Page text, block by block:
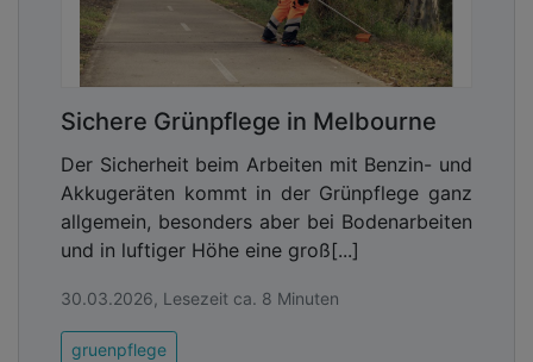
Sichere Grünpflege in Melbourne
Der Sicherheit beim Arbeiten mit Benzin- und
Akkugeräten kommt in der Grünpflege ganz
allgemein, besonders aber bei Bodenarbeiten
und in luftiger Höhe eine groß[...]
30.03.2026, Lesezeit ca. 8 Minuten
gruenpflege